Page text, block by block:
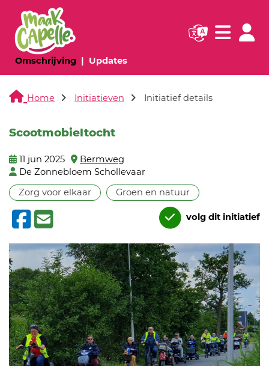
Omschrijving(huidige pagina)
Updates(huidige pagina)
Navigatie
Home Initiatieven Initiatief details
Scootmobieltocht
11 jun 2025
Bermweg
De Zonnebloem Schollevaar
Zorg voor elkaar
Groen en natuur
volg dit initiatief